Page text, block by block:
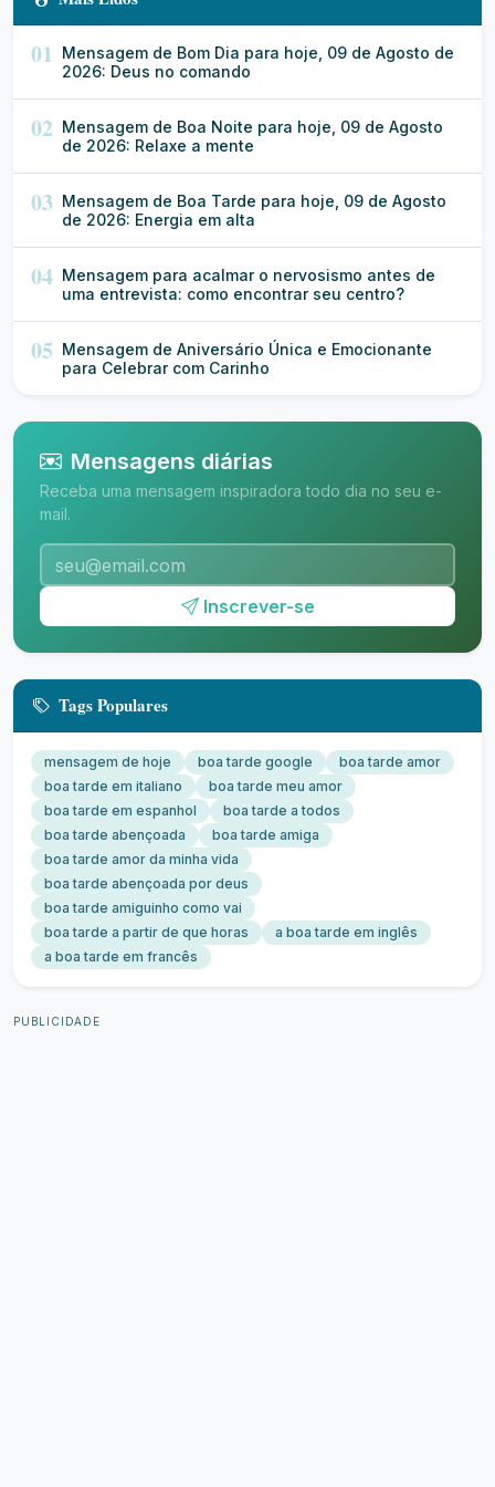
01 Mensagem de Bom Dia para hoje, 09 de Agosto de
2026: Deus no comando
02 Mensagem de Boa Noite para hoje, 09 de Agosto
de 2026: Relaxe a mente
03 Mensagem de Boa Tarde para hoje, 09 de Agosto
de 2026: Energia em alta
04 Mensagem para acalmar o nervosismo antes de
uma entrevista: como encontrar seu centro?
05 Mensagem de Aniversário Única e Emocionante
para Celebrar com Carinho
Mensagens diárias
Receba uma mensagem inspiradora todo dia no seu e-
mail.
Inscrever-se
Tags Populares
mensagem de hoje boa tarde google
boa tarde amor
boa tarde em italiano
boa tarde meu amor
boa tarde em espanhol
boa tarde a todos
boa tarde abençoada
boa tarde amiga
boa tarde amor da minha vida
boa tarde abençoada por deus
boa tarde amiguinho como vai
boa tarde a partir de que horas
a boa tarde em inglês
a boa tarde em francês
PUBLICIDADE